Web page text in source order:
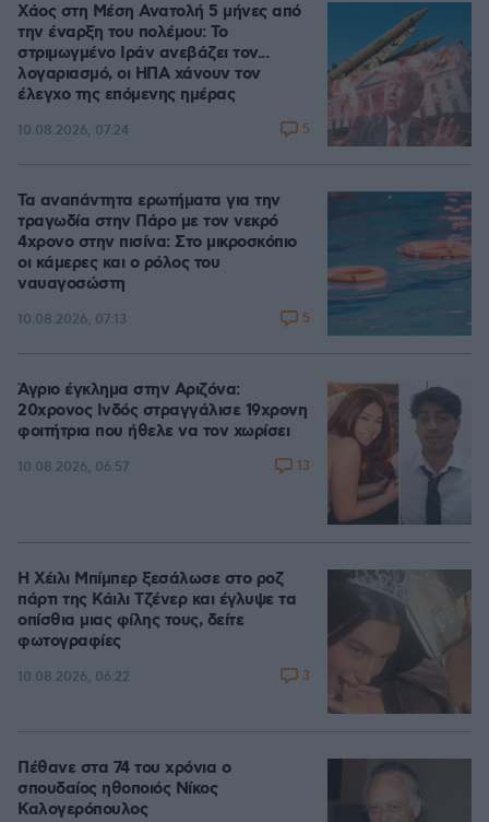
Χάος στη Μέση Ανατολή 5 μήνες από
την έναρξη του πολέμου: Το
στριμωγμένο Ιράν ανεβάζει τον...
λογαριασμό, οι ΗΠΑ χάνουν τον
έλεγχο της επόμενης ημέρας
10.08.2026, 07:24 5
Τα αναπάντητα ερωτήματα για την
τραγωδία στην Πάρο με τον νεκρό
4χρονο στην πισίνα: Στο μικροσκόπιο
οι κάμερες και ο ρόλος του
ναυαγοσώστη
10.08.2026, 07:13 5
Άγριο έγκλημα στην Αριζόνα:
20χρονος Ινδός στραγγάλισε 19χρονη
φοιτήτρια που ήθελε να τον χωρίσει
10.08.2026, 06:57 13
Η Χέιλι Μπίμπερ ξεσάλωσε στο ροζ
πάρτι της Κάιλι Τζένερ και έγλυψε τα
οπίσθια μιας φίλης τους, δείτε
φωτογραφίες
10.08.2026, 06:22 3
Πέθανε στα 74 του χρόνια ο
σπουδαίος ηθοποιός Νίκος
Καλογερόπουλος